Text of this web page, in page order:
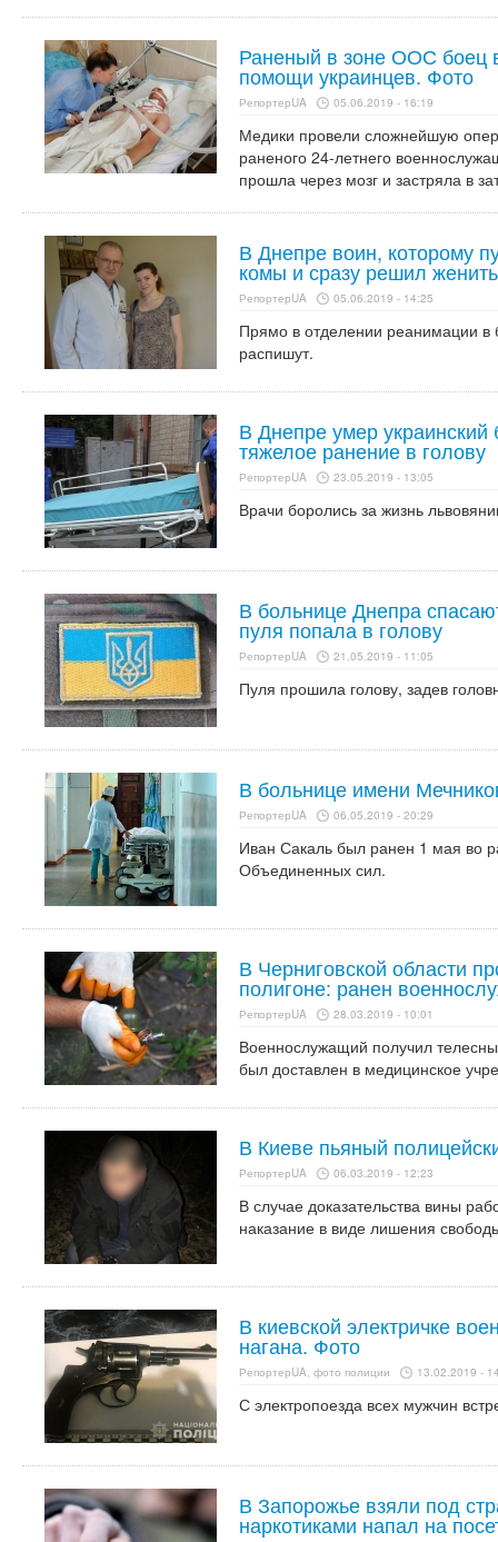
Раненый в зоне ООС боец
помощи украинцев. Фото
РепортерUA 05.06.2019 - 16:19
Медики провели сложнейшую
раненого 24-летнего
прошла через мозг и застряла в
В Днепре воин, которому
комы и сразу решил
РепортерUA 05.06.2019 - 14:25
Прямо в отделении реанимации
распишут.
В Днепре умер
тяжелое ранение в голову
РепортерUA 23.05.2019 - 13:05
Врачи боролись за жизнь
В больнице Днепра
пуля попала в голову
РепортерUA 21.05.2019 - 11:05
Пуля прошила голову, задев
В больнице имени
РепортерUA 06.05.2019 - 20:29
Иван Сакаль был ранен 1 мая во
Объединенных сил.
В Черниговской области
полигоне: ранен
РепортерUA 28.03.2019 - 10:01
Военнослужащий получил
был доставлен в медицинское
В Киеве пьяный
РепортерUA 06.03.2019 - 12:23
В случае доказательства вины
наказание в виде лишения
В киевской электричке
нагана. Фото
РепортерUA, фото полиции 13.02.2019 -
С электропоезда всех мужчин
В Запорожье взяли под
наркотиками напал на